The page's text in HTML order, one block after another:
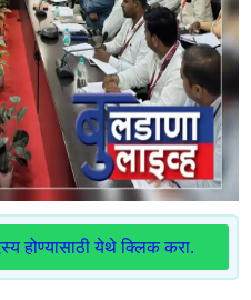
होण्यासाठी येथे क्लिक करा.